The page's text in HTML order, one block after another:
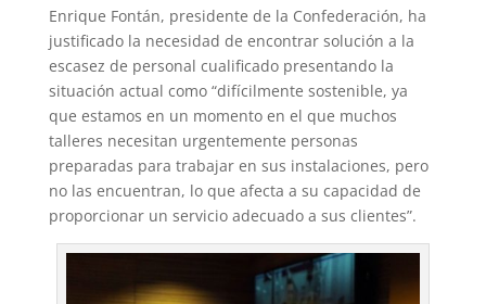
Enrique Fontán, presidente de la Confederación, ha
justificado la necesidad de encontrar solución a la
escasez de personal cualificado presentando la
situación actual como “difícilmente sostenible, ya
que estamos en un momento en el que muchos
talleres necesitan urgentemente personas
preparadas para trabajar en sus instalaciones, pero
no las encuentran, lo que afecta a su capacidad de
proporcionar un servicio adecuado a sus clientes”.